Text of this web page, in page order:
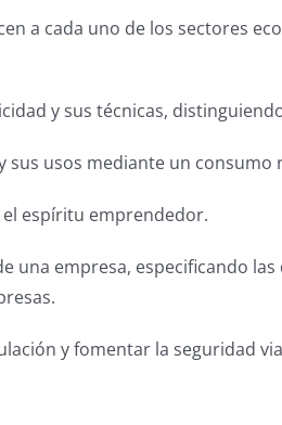
a cada uno de los sectores
y sus técnicas,
sus usos mediante un
espíritu emprendedor.
una empresa, especificando
y fomentar la seguridad